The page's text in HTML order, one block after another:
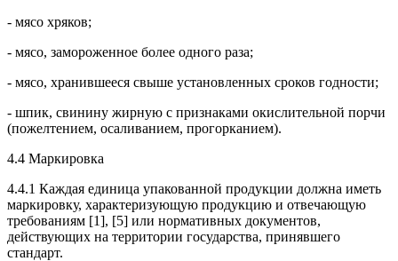
- мясо хряков;
- мясо, замороженное более одного раза;
- мясо, хранившееся свыше установленных сроков годности;
- шпик, свинину жирную с признаками окислительной порчи
(пожелтением, осаливанием, прогорканием).
4.4 Маркировка
4.4.1 Каждая единица упакованной продукции должна иметь
маркировку, характеризующую продукцию и отвечающую
требованиям [1], [5] или нормативных документов,
действующих на территории государства, принявшего
стандарт.